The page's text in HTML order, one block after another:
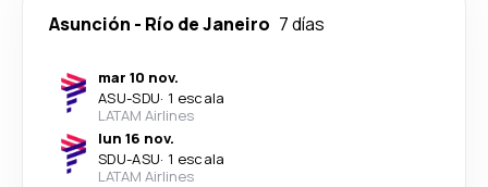
Asunción - Río de Janeiro 7 días
mar 10 nov.
ASU-SDU· 1 escala
LATAM Airlines
lun 16 nov.
SDU-ASU· 1 escala
LATAM Airlines